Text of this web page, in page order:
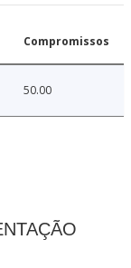
Compromissos
50.00